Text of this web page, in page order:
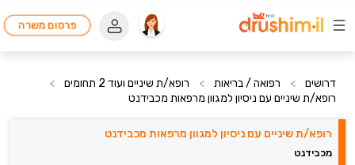
פרסום משרה
דרושים > רפואה / בריאות > רופא/ת שיניים ועוד 2 תחומים
>
רופא/ת שיניים עם ניסיון למגוון מרפאות מכבידנט
רופא/ת שיניים עם ניסיון למגוון מרפאות מכבידנט
מכבידנט